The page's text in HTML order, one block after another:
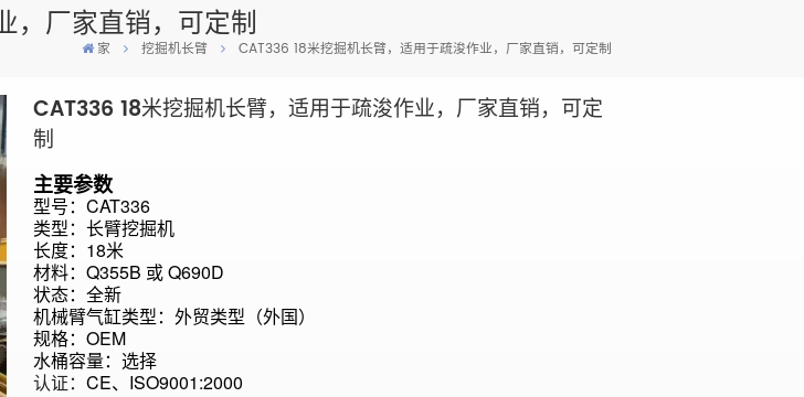
，厂家直销，可定制
家 挖掘机长臂 CAT336 18米挖掘机长臂，适用于疏浚作业，厂家直销，可定制
CAT336 18米挖掘机长臂，适用于疏浚作业，厂家直销，可定
制
主要参数
型号：CAT336
类型： 长臂挖掘机
长度：18米
材料： Q355B 或 Q690D
状态：全新
机械臂气缸类型： 外贸类型（外国）
规格：OEM
水桶容量：选择
认证： CE、ISO9001:2000